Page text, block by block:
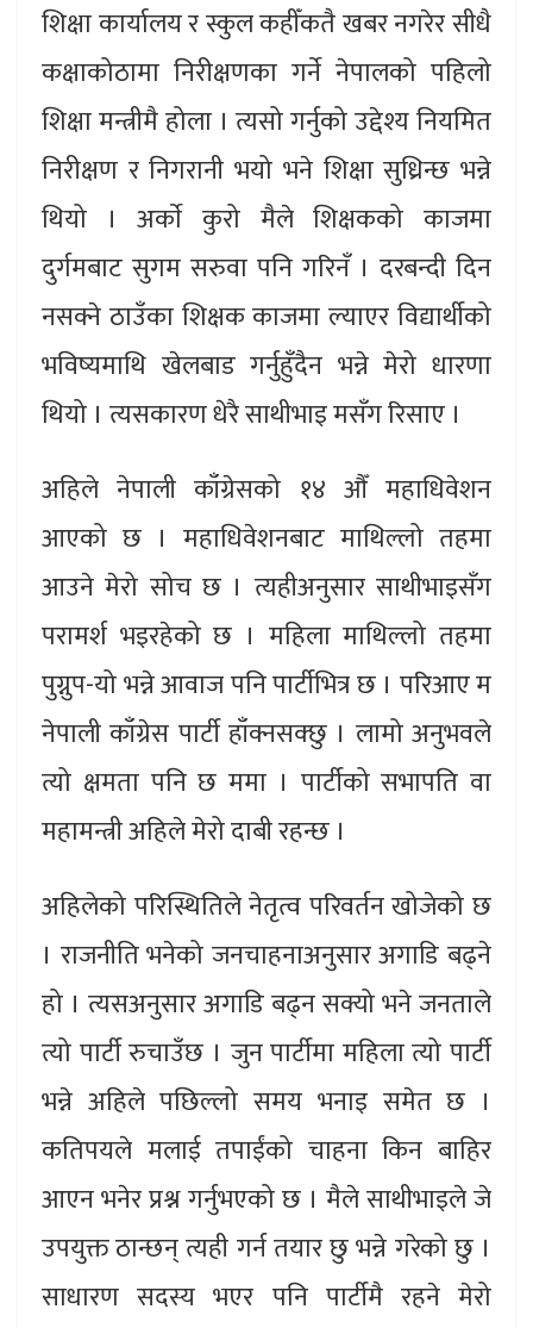
शिक्षा कार्यालय र स्कुल कहीँकतै खबर नगरेर सीधै
कक्षाकोठामा निरीक्षणका गर्ने नेपालको पहिलो
शिक्षा मन्त्रीमै होला । त्यसो गर्नुको उद्देश्य नियमित
निरीक्षण र निगरानी भयो भने शिक्षा सुध्रिन्छ भन्ने
थियो । अर्काे कुरो मैले शिक्षकको काजमा
दुर्गमबाट सुगम सरुवा पनि गरिनँ । दरबन्दी दिन
नसक्ने ठाउँका शिक्षक काजमा ल्याएर विद्यार्थीको
भविष्यमाथि खेलबाड गर्नुहुँदैन भन्ने मेरो धारणा
थियो । त्यसकारण धेरै साथीभाइ मसँग रिसाए ।
अहिले नेपाली काँग्रेसको १४ औँ महाधिवेशन
आएको छ । महाधिवेशनबाट माथिल्लो तहमा
आउने मेरो सोच छ । त्यहीअनुसार साथीभाइसँग
परामर्श भइरहेको छ । महिला माथिल्लो तहमा
पुग्नुप-यो भन्ने आवाज पनि पार्टीभित्र छ । परिआए म
नेपाली काँग्रेस पार्टी हाँक्नसक्छु । लामो अनुभवले
त्यो क्षमता पनि छ ममा । पार्टीको सभापति वा
महामन्त्री अहिले मेरो दाबी रहन्छ ।
अहिलेको परिस्थितिले नेतृत्व परिवर्तन खोजेको छ
। राजनीति भनेको जनचाहनाअनुसार अगाडि बढ्ने
हो । त्यसअनुसार अगाडि बढ्न सक्यो भने जनताले
त्यो पार्टी रुचाउँछ । जुन पार्टीमा महिला त्यो पार्टी
भन्ने अहिले पछिल्लो समय भनाइ समेत छ ।
कतिपयले मलाई तपाईंको चाहना किन बाहिर
आएन भनेर प्रश्न गर्नुभएको छ । मैले साथीभाइले जे
उपयुक्त ठान्छन् त्यही गर्न तयार छु भन्ने गरेको छु ।
साधारण सदस्य भएर पनि पार्टीमै रहने मेरो